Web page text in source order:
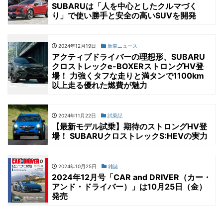
SUBARUは「人を中心としたクルマづく
り」で使い勝手と安全の高いSUVを開発
2024年12月19日 新車ニュース
アクティブドライバーの理想形、SUBARU
クロストレックe-BOXERストロングHV登
場！ 力強くタフな走りと満タンで1100km
以上走る優れた燃費が魅力
2024年11月22日 試乗記
【最新モデル試乗】期待のストロングHV登
場！ SUBARUクロストレックS:HEVの実力
2024年10月25日 雑誌
2024年12月号「CAR and DRIVER（カー・
アンド・ドライバー）」は10月25日（金）
発売